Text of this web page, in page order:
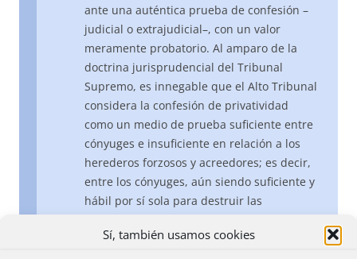
Sí, también usamos cookies
ante una auténtica prueba de confesión –
judicial o extrajudicial–, con un valor
meramente probatorio. Al amparo de la
doctrina jurisprudencial del Tribunal
Supremo, es innegable que el Alto Tribunal
considera la confesión de privatividad
como un medio de prueba suficiente entre
cónyuges e insuficiente en relación a los
herederos forzosos y acreedores; es decir,
entre los cónyuges, aún siendo suficiente y
hábil por sí sola para destruir las
puede ser desvirtuada por otras pruebas